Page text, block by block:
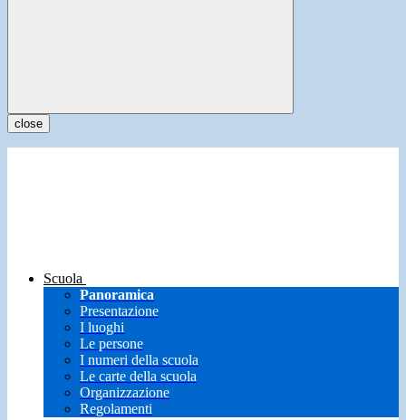
close
Scuola
Panoramica
Presentazione
I luoghi
Le persone
I numeri della scuola
Le carte della scuola
Organizzazione
Regolamenti